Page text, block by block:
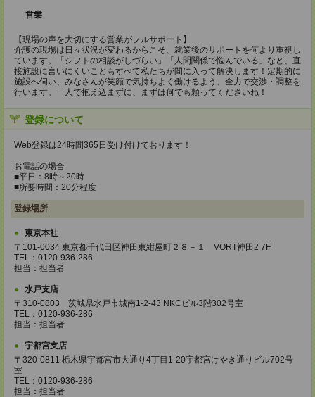
営業
【現場の声を大切にする営業がフルサポート】
介護の現場は日々状況が変わるからこそ、就業後のサポートを何より重視し
ています。「シフトの相談がしづらい」「人間関係で悩んでいる」など、直
接施設に言いにくいこともすべて私たちが間に入って解決します！定期的に
施設へ伺い、みなさんが笑顔で気持ちよく働けるよう、全力で交渉・調整を
行います。一人で抱え込まずに、まずは何でも頼ってくださいね！
登録について
Web登録は24時間365日受け付けております！
お電話の場合
■平日：8時～20時
■所要時間：20分程度
登録場所
東京本社
〒101-0034 東京都千代田区神田東紺屋町２８－１ VORT神田2 7F
TEL：0120-936-286
担当：担当者
水戸支店
〒310-0803 茨城県水戸市城南1-2-43 NKCビル3階302号室
TEL：0120-936-286
担当：担当者
宇都宮支店
〒320-0811 栃木県宇都宮市大通り4丁目1-20宇都宮けやき通りビル702号
室
TEL：0120-936-286
担当：担当者